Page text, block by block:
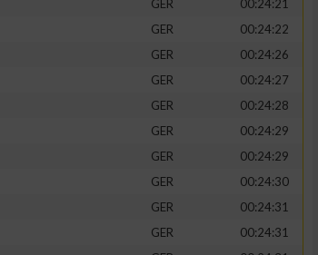
GER
00:24:21
GER
00:24:22
GER
00:24:26
GER
00:24:27
GER
00:24:28
GER
00:24:29
GER
00:24:29
GER
00:24:30
GER
00:24:31
GER
00:24:31